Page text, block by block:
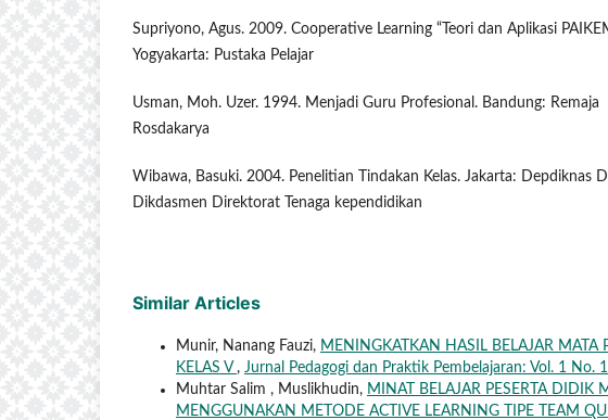
Supriyono, Agus. 2009. Cooperative Learning “Teori dan Aplikasi
Yogyakarta: Pustaka Pelajar
Usman, Moh. Uzer. 1994. Menjadi Guru Profesional. Bandung: Remaja
Rosdakarya
Wibawa, Basuki. 2004. Penelitian Tindakan Kelas. Jakarta: Depdiknas
Dikdasmen Direktorat Tenaga kependidikan
Similar Articles
Munir, Nanang Fauzi, MENINGKATKAN HASIL BELAJAR
KELAS V , Jurnal Pedagogi dan Praktik Pembelajaran: Vol. 1 No.
Muhtar Salim , Muslikhudin, MINAT BELAJAR PESERTA DIDIK
MENGGUNAKAN METODE ACTIVE LEARNING TIPE TEAM